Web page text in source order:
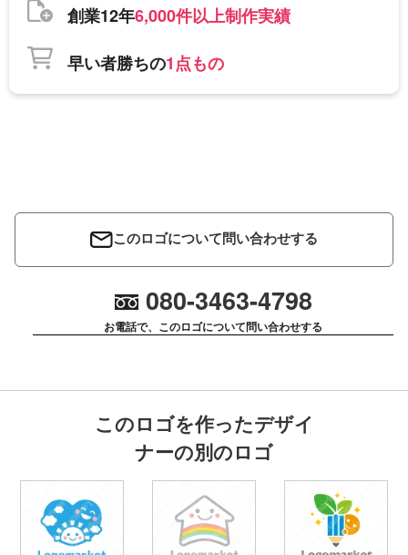
創業12年6,000件以上制作実績
早い者勝ちの1点もの
このロゴについて問い合わせする
080-3463-4798
お電話で、このロゴについて問い合わせする
このロゴを作ったデザイ
ナーの別のロゴ